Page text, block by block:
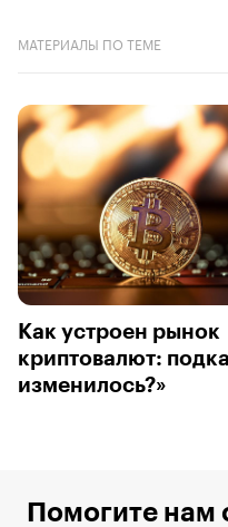
МАТЕРИАЛЫ ПО ТЕМЕ
Как устроен рынок
криптовалют:
изменилось?»
Помогите нам